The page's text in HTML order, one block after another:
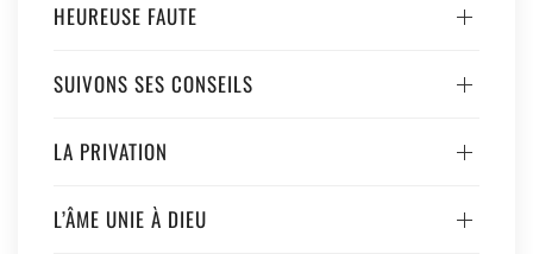
HEUREUSE FAUTE
SUIVONS SES CONSEILS
LA PRIVATION
L’ÂME UNIE À DIEU